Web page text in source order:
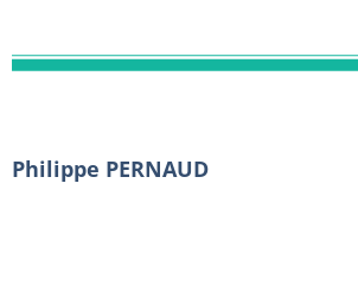
Philippe PERNAUD